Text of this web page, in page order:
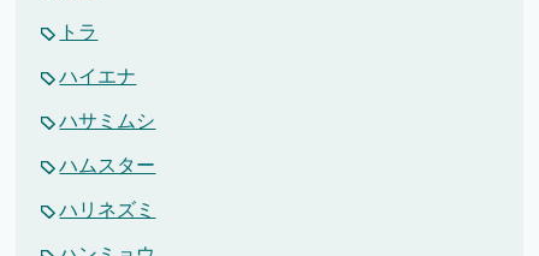
トラ
ハイエナ
ハサミムシ
ハムスター
ハリネズミ